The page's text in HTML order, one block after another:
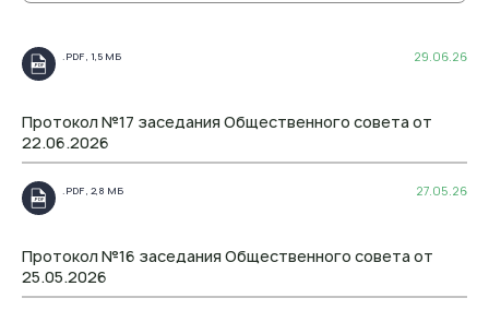
29.06.26
.PDF
.PDF , 1,5 МБ
Протокол №17 заседания Общественного совета от
22.06.2026
27.05.26
.PDF
.PDF , 2,8 МБ
Протокол №16 заседания Общественного совета от
25.05.2026